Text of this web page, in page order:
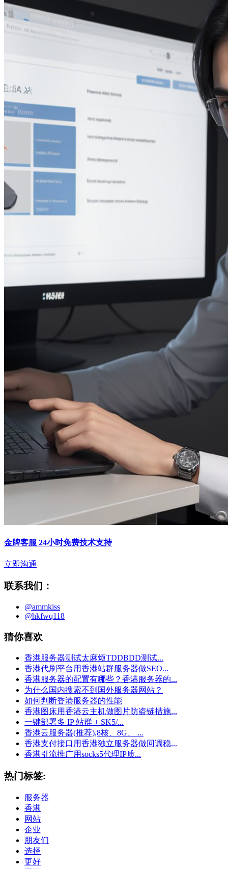
金牌客服 24小时免费技术支持
立即沟通
联系我们：
@ammkiss
@hkfwq118
猜你喜欢
香港服务器测试太麻烦TDDBDD测试...
香港代刷平台用香港站群服务器做SEO...
香港服务器的配置有哪些？香港服务器的...
为什么国内搜索不到国外服务器网站？
如何判断香港服务器的性能
香港图床用香港云主机做图片防盗链措施...
一键部署多 IP 站群 + SK5/...
香港云服务器(推荐),8核、8G、 ...
香港支付接口用香港独立服务器做回调稳...
香港引流推广用socks5代理IP质...
热门标签:
服务器
香港
网站
企业
朋友们
选择
更好